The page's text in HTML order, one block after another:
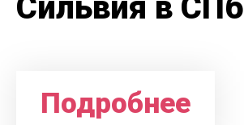
Сильвия в СПб
Подробнее